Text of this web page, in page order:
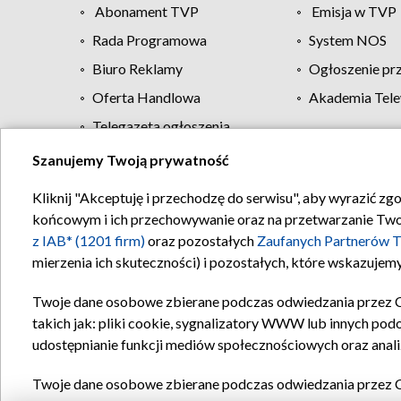
Abonament TVP
Emisja w TVP
Rada Programowa
System NOS
Biuro Reklamy
Ogłoszenie
Oferta Handlowa
Akademia
Telegazeta ogłoszenia
Regulamin TVP
Szanujemy Twoją prywatność
Kliknij "Akceptuję i przechodzę do serwisu", aby wyrazić
końcowym i ich przechowywanie oraz na przetwarzanie
z IAB* (1201 firm)oraz pozostałych Zaufanych Partnerów
mierzenia ich skuteczności) i pozostałych, które
Twoje dane osobowe zbierane podczas odwiedzania przez
takich jak: pliki cookie, sygnalizatory WWW lub innych
udostępnianie funkcji mediów społecznościowych oraz
Twoje dane osobowe zbierane podczas odwiedzania przez